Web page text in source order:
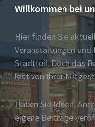
Willkommen bei
Hier finden Sie
Veranstaltungen und
Stadtteil. Doch das
lebt von Ihrer
Haben Sie Ideen,
eigene Beiträge